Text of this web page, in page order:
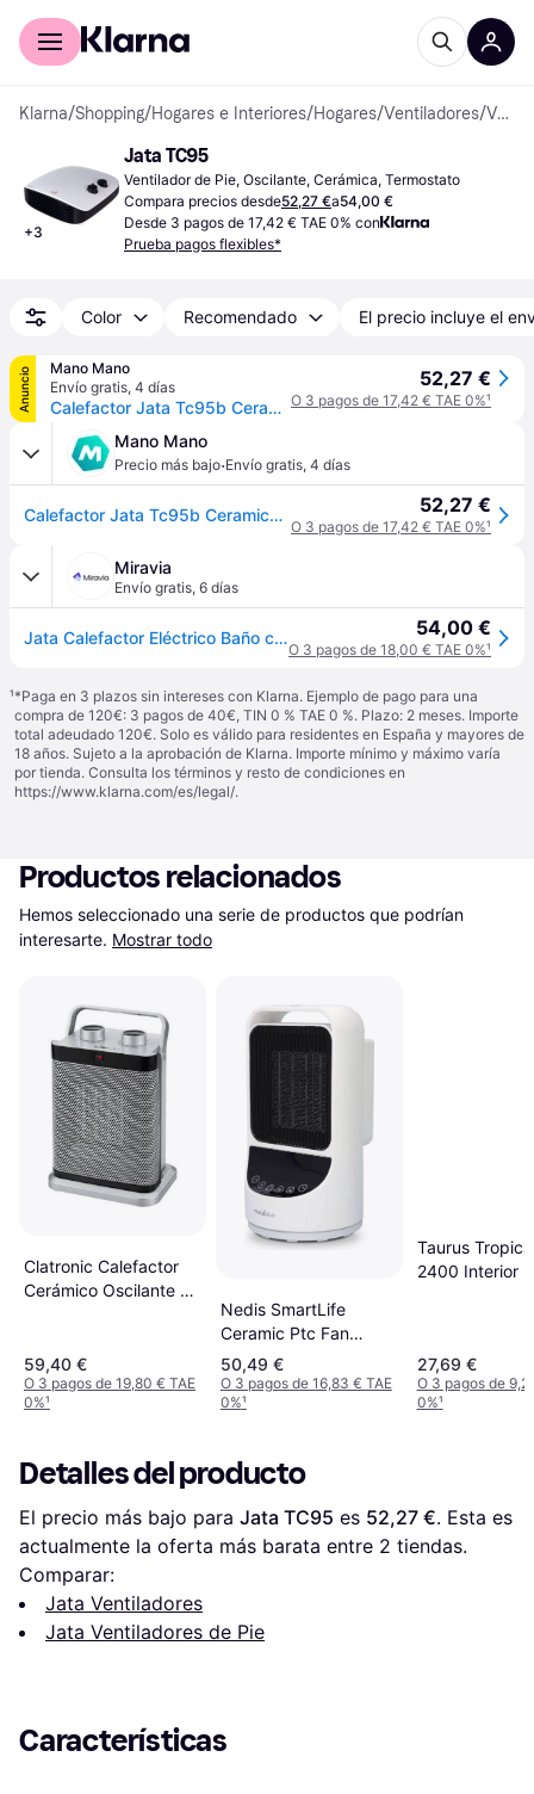
Comprar con Klarna
Klarna/Shopping/Hogares e Interiores/Hogares/Ventiladores/ Ventiladores de Pie
+3
Jata TC95
Ventilador de Pie, Oscilante, Cerámica, Termostato
Compara precios desde52,27 €a54,00 €
Desde 3 pagos de 17,42 € TAE 0% con
Prueba pagos flexibles*
Color Recomendado El precio incluye el
Anuncio
Mano Mano
Envío gratis, 4 días
Calefactor Jata Tc95b Ceramico 1800w
52,27 €
O 3 pagos de 17,42 € TAE 0%¹
Mano Mano
Precio más bajo·Envío gratis, 4 días
Calefactor Jata Tc95b Ceramico 1800w 52,27 €
O 3 pagos de 17,42 € TAE 0%¹
Miravia
Envío gratis, 6 días
Jata Calefactor Eléctrico Baño con Termostato Ajustable, 1800 W, 2 Potencias de Calor y Ventilador, Super Silencioso 52 dB, Calentamiento rápido, Calefactor Cerámico, Mayor Rendimiento - TC95 54,00 €
O 3 pagos de 18,00 € TAE 0%¹
¹*Paga en 3 plazos sin intereses con Klarna. Ejemplo de pago para una
compra de 120€: 3 pagos de 40€, TIN 0 % TAE 0 %. Plazo: 2 meses. Importe
total adeudado 120€. Solo es válido para residentes en España y mayores de
18 años. Sujeto a la aprobación de Klarna. Importe mínimo y máximo varía
por tienda. Consulta los términos y resto de condiciones en
https://www.klarna.com/es/legal/.
Productos relacionados
Hemos seleccionado una serie de productos que podrían
interesarte. Mostrar todo
Clatronic Calefactor
Cerámico Oscilante Hl
59,40 €
O 3 pagos de 19,80 € TAE
0%¹
Nedis SmartLife
Ceramic Ptc Fan
Heater
50,49 €
O 3 pagos de 16,83 € TAE
0%¹
Taurus
2400 Interior
27,69 €
O 3 pagos de
0%¹
Detalles del producto
El precio más bajo para Jata TC95 es 52,27 €. Esta es
actualmente la oferta más barata entre 2 tiendas.
Comparar:
Jata Ventiladores
Jata Ventiladores de Pie
Características